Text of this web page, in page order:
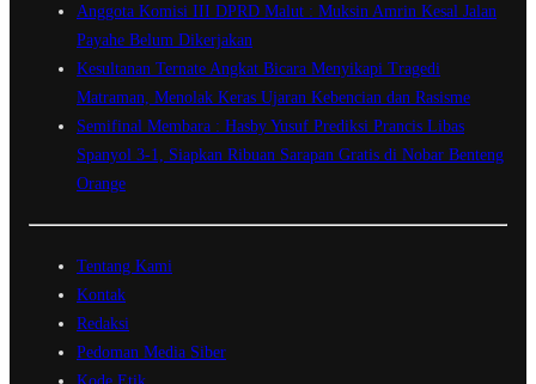
Anggota Komisi III DPRD Malut : Muksin Amrin Kesal Jalan
Payahe Belum Dikerjakan
Kesultanan Ternate Angkat Bicara Menyikapi Tragedi
Matraman, Menolak Keras Ujaran Kebencian dan Rasisme
Semifinal Membara : Hasby Yusuf Prediksi Prancis Libas
Spanyol 3-1, Siapkan Ribuan Sarapan Gratis di Nobar Benteng
Orange
Tentang Kami
Kontak
Redaksi
Pedoman Media Siber